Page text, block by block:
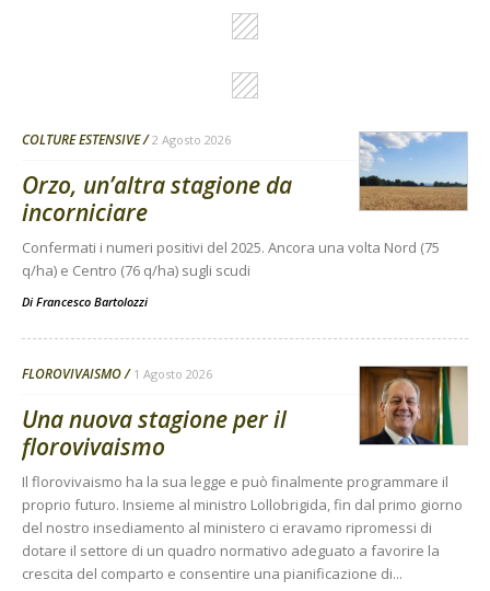
COLTURE ESTENSIVE 2 Agosto 2026
Orzo, un’altra stagione da
incorniciare
Confermati i numeri positivi del 2025. Ancora una volta Nord (75
q/ha) e Centro (76 q/ha) sugli scudi
Di Francesco Bartolozzi
FLOROVIVAISMO 1 Agosto 2026
Una nuova stagione per il
florovivaismo
Il florovivaismo ha la sua legge e può finalmente programmare il
proprio futuro. Insieme al ministro Lollobrigida, fin dal primo giorno
del nostro insediamento al ministero ci eravamo ripromessi di
dotare il settore di un quadro normativo adeguato a favorire la
crescita del comparto e consentire una pianificazione di...